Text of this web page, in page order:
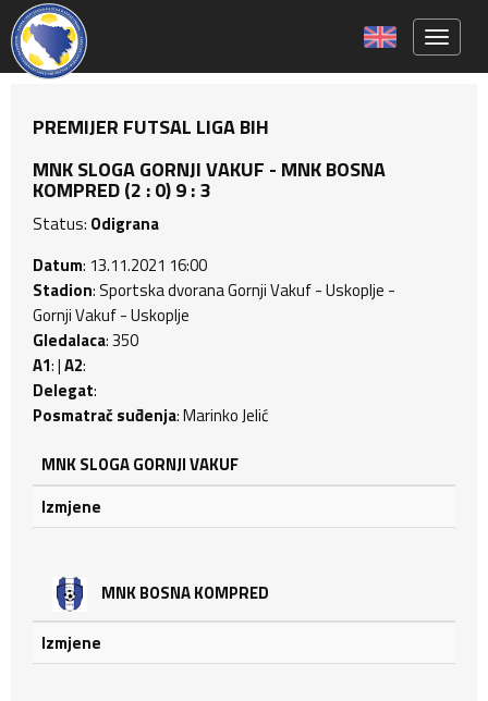
PREMIJER FUTSAL LIGA BIH
MNK SLOGA GORNJI VAKUF - MNK BOSNA
KOMPRED (2 : 0) 9 : 3
Status: Odigrana
Datum: 13.11.2021 16:00
Stadion: Sportska dvorana Gornji Vakuf - Uskoplje -
Gornji Vakuf - Uskoplje
Gledalaca: 350
A1: |A2:
Delegat:
Posmatrač suđenja: Marinko Jelić
MNK SLOGA GORNJI VAKUF
Izmjene
MNK BOSNA KOMPRED
Izmjene